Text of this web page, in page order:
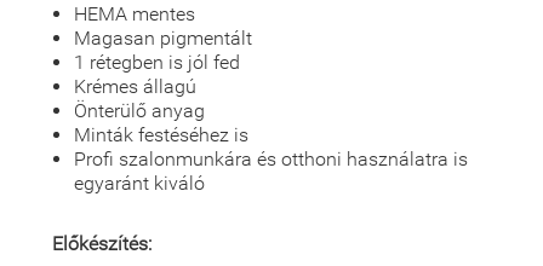
HEMA mentes
Magasan pigmentált
1 rétegben is jól fed
Krémes állagú
Önterülő anyag
Minták festéséhez is
Profi szalonmunkára és otthoni használatra is
egyaránt kiváló
Előkészítés: